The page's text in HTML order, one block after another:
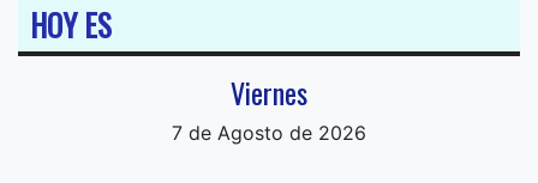
HOY ES
Viernes
7 de Agosto de 2026